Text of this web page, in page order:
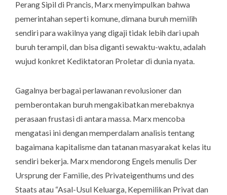
Perang Sipil di Prancis, Marx menyimpulkan bahwa
pemerintahan seperti komune, dimana buruh memilih
sendiri para wakilnya yang digaji tidak lebih dari upah
buruh terampil, dan bisa diganti sewaktu-waktu, adalah
wujud konkret Kediktatoran Proletar di dunia nyata.
Gagalnya berbagai perlawanan revolusioner dan
pemberontakan buruh mengakibatkan merebaknya
perasaan frustasi di antara massa. Marx mencoba
mengatasi ini dengan memperdalam analisis tentang
bagaimana kapitalisme dan tatanan masyarakat kelas itu
sendiri bekerja. Marx mendorong Engels menulis Der
Ursprung der Familie, des Privateigenthums und des
Staats atau “Asal-Usul Keluarga, Kepemilikan Privat dan